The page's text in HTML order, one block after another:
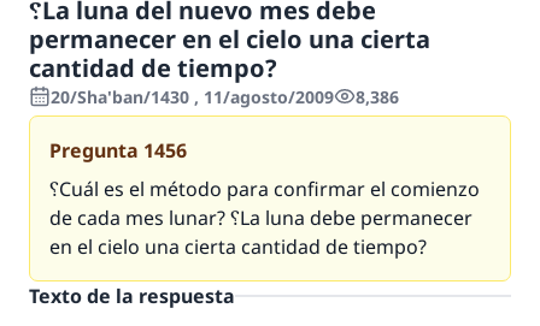
؟La luna del nuevo mes debe
permanecer en el cielo una cierta
cantidad de tiempo?
20/Sha'ban/1430 , 11/agosto/2009 8,386
Pregunta 1456
؟Cuál es el método para confirmar el comienzo
de cada mes lunar? ؟La luna debe permanecer
en el cielo una cierta cantidad de tiempo?
Texto de la respuesta